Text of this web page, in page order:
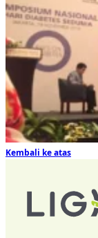
Kembali ke atas